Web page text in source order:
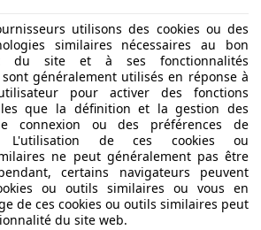
utilisons des cookies ou des
similaires nécessaires au bon
du site et à ses fonctionnalités
généralement utilisés en réponse à
pour activer des fonctions
que la définition et la gestion des
connexion ou des préférences de
L'utilisation de ces cookies ou
ne peut généralement pas être
certains navigateurs peuvent
ou outils similaires ou vous en
de ces cookies ou outils similaires peut
du site web.